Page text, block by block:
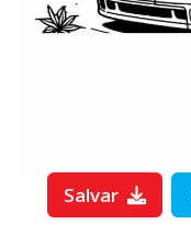
Salvar